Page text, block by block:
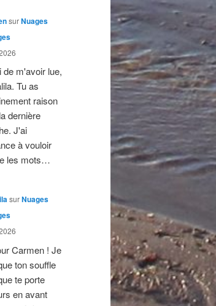
surNuages
de m'avoir lue,
Tu as
raison
dernière
J'ai
à vouloir
les mots…
surNuages
Carmen ! Je
ton souffle
te porte
en avant